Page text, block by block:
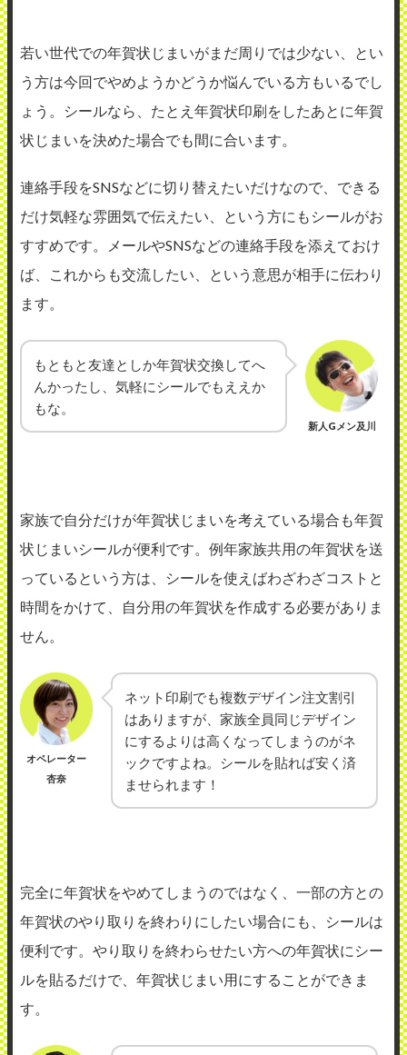
若い世代での年賀状じまいがまだ周りでは少ない、とい
う方は今回でやめようかどうか悩んでいる方もいるでし
ょう。シールなら、たとえ年賀状印刷をしたあとに年賀
状じまいを決めた場合でも間に合います。
連絡手段をSNSなどに切り替えたいだけなので、できる
だけ気軽な雰囲気で伝えたい、という方にもシールがお
すすめです。メールやSNSなどの連絡手段を添えておけ
ば、これからも交流したい、という意思が相手に伝わり
ます。
もともと友達としか年賀状交換してへ
んかったし、気軽にシールでもええか
もな。
新人Gメン及川
家族で自分だけが年賀状じまいを考えている場合も年賀
状じまいシールが便利です。例年家族共用の年賀状を送
っているという方は、シールを使えばわざわざコストと
時間をかけて、自分用の年賀状を作成する必要がありま
せん。
オペレーター
杏奈
ネット印刷でも複数デザイン注文割引
はありますが、家族全員同じデザイン
にするよりは高くなってしまうのがネ
ックですよね。シールを貼れば安く済
ませられます！
完全に年賀状をやめてしまうのではなく、一部の方との
年賀状のやり取りを終わりにしたい場合にも、シールは
便利です。やり取りを終わらせたい方への年賀状にシー
ルを貼るだけで、年賀状じまい用にすることができま
す。